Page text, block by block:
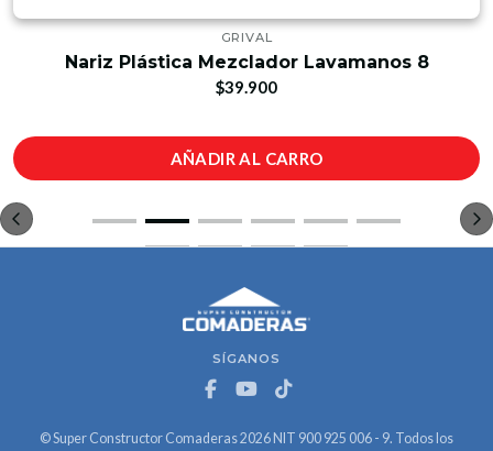
GRIVAL
Nariz Plástica Mezclador Lavamanos 8
$39.900
AÑADIR AL CARRO
SÍGANOS
© Super Constructor Comaderas 2026 NIT 900 925 006 - 9. Todos los